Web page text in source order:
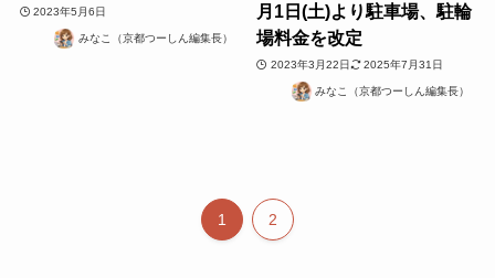
2023年5月6日
みなこ（京都つーしん編集長）
月1日(土)より駐車場、駐輪
場料金を改定
2023年3月22日 2025年7月31日
みなこ（京都つーしん編集長）
1 2